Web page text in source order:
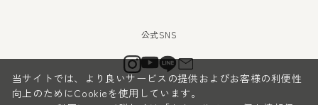
当サイトでは、より良いサービスの提供およびお客様の利便性
向上のためにCookieを使用しています。